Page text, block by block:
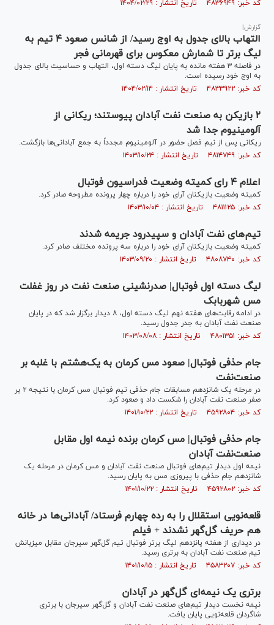
کد خبر: ۴۸۳۶۹۴۹ تاریخ انتشار : ۱۴۰۴/۰۲/۲۹
گزارش|
التهاب بالای جدول به اوج رسید/ از شانس صعود ۴ تیم به
لیگ برتر تا شمارش معکوس برای قهرمانی فجر
در فاصله ۳ هفته مانده به پایان لیگ دسته اول، التهاب و حساسیت بالای جدول
به اوج خود رسیده است.
کد خبر: ۴۸۳۳۹۲۲ تاریخ انتشار : ۱۴۰۴/۰۲/۱۴
۲ بازیکن به صنعت نفت آبادان پیوستند؛ ریکانی از
آلومینیوم جدا شد
ریکانی پس از نیم فصل حضور در آلومینیوم مجدداً به جمع آبادانی‌ها بازگشت.
کد خبر: ۴۸۱۴۷۴۹ تاریخ انتشار : ۱۴۰۳/۱۰/۲۴
اعلام ۴ رای کمیته وضعیت فدراسیون فوتبال
کمیته وضعیت بازیکنان آرای خود را درباره چهار پرونده مطروحه صادر کرد.
کد خبر: ۴۸۱۱۱۲۵ تاریخ انتشار : ۱۴۰۳/۱۰/۰۴
تیم‌های نفت آبادان و سپیدرود جریمه شدند
کمیته وضعیت بازیکنان آرای خود را درباره سه پرونده مختلف صادر کرد.
کد خبر: ۴۸۰۸۷۴۰ تاریخ انتشار : ۱۴۰۳/۰۹/۲۰
لیگ دسته اول فوتبال| صدرنشینی صنعت نفت در روز غفلت
مس شهربابک
در ادامه رقابت‌های هفته نهم لیگ دسته اول، ۸ دیدار برگزار شد که در پایان
صنعت نفت آبادان به جدر جدول رسید.
کد خبر: ۴۸۰۱۳۵۱ تاریخ انتشار : ۱۴۰۳/۰۸/۰۸
جام حذفی فوتبال| صعود مس کرمان به یک‌هشتم با غلبه بر
صنعت‌نفت
در مرحله یک شانزدهم مسابقات جام حذفی تیم فوتبال مس کرمان با نتیجه ۲ بر
صفر صنعت نفت آبادان را شکست داد و صعود کرد.
کد خبر: ۴۵۹۲۸۰۴ تاریخ انتشار : ۱۴۰۱/۱۰/۲۲
جام حذفی فوتبال| مس‌ کرمان برنده نیمه اول مقابل
صنعت‌نفت آبادان
نیمه اول دیدار تیم‌های فوتبال صنعت نفت آبادان و مس کرمان در مرحله یک
شانزدهم جام حذفی با پیروزی مس به پایان رسید.
کد خبر: ۴۵۹۲۸۰۲ تاریخ انتشار : ۱۴۰۱/۱۰/۲۲
قلعه‌نویی استقلال را به رده چهارم فرستاد/ آبادانی‌ها در خانه
هم حریف گل‌گهر نشدند + فیلم
در دیداری از هفته پانزدهم لیگ برتر فوتبال تیم گل‌گهر سیرجان مقابل میزبانش
تیم صنعت نفت آبادان به برتری رسید.
کد خبر: ۴۵۸۳۲۰۷ تاریخ انتشار : ۱۴۰۱/۱۰/۱۵
برتری یک نیمه‌ای گل‌گهر در آبادان
نیمه نخست دیدار تیم‌های صنعت نفت آبادان و گل‌گهر سیرجان با برتری
شاگردان قلعه‌نویی پایان یافت‌.